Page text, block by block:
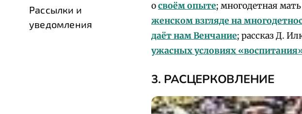
Рассылки и
уведомления
освоём опыте; многодетная
женском взгляде на
даёт нам Венчание; рассказ Д.
ужасных условиях
3. РАСЦЕРКОВЛЕНИЕ